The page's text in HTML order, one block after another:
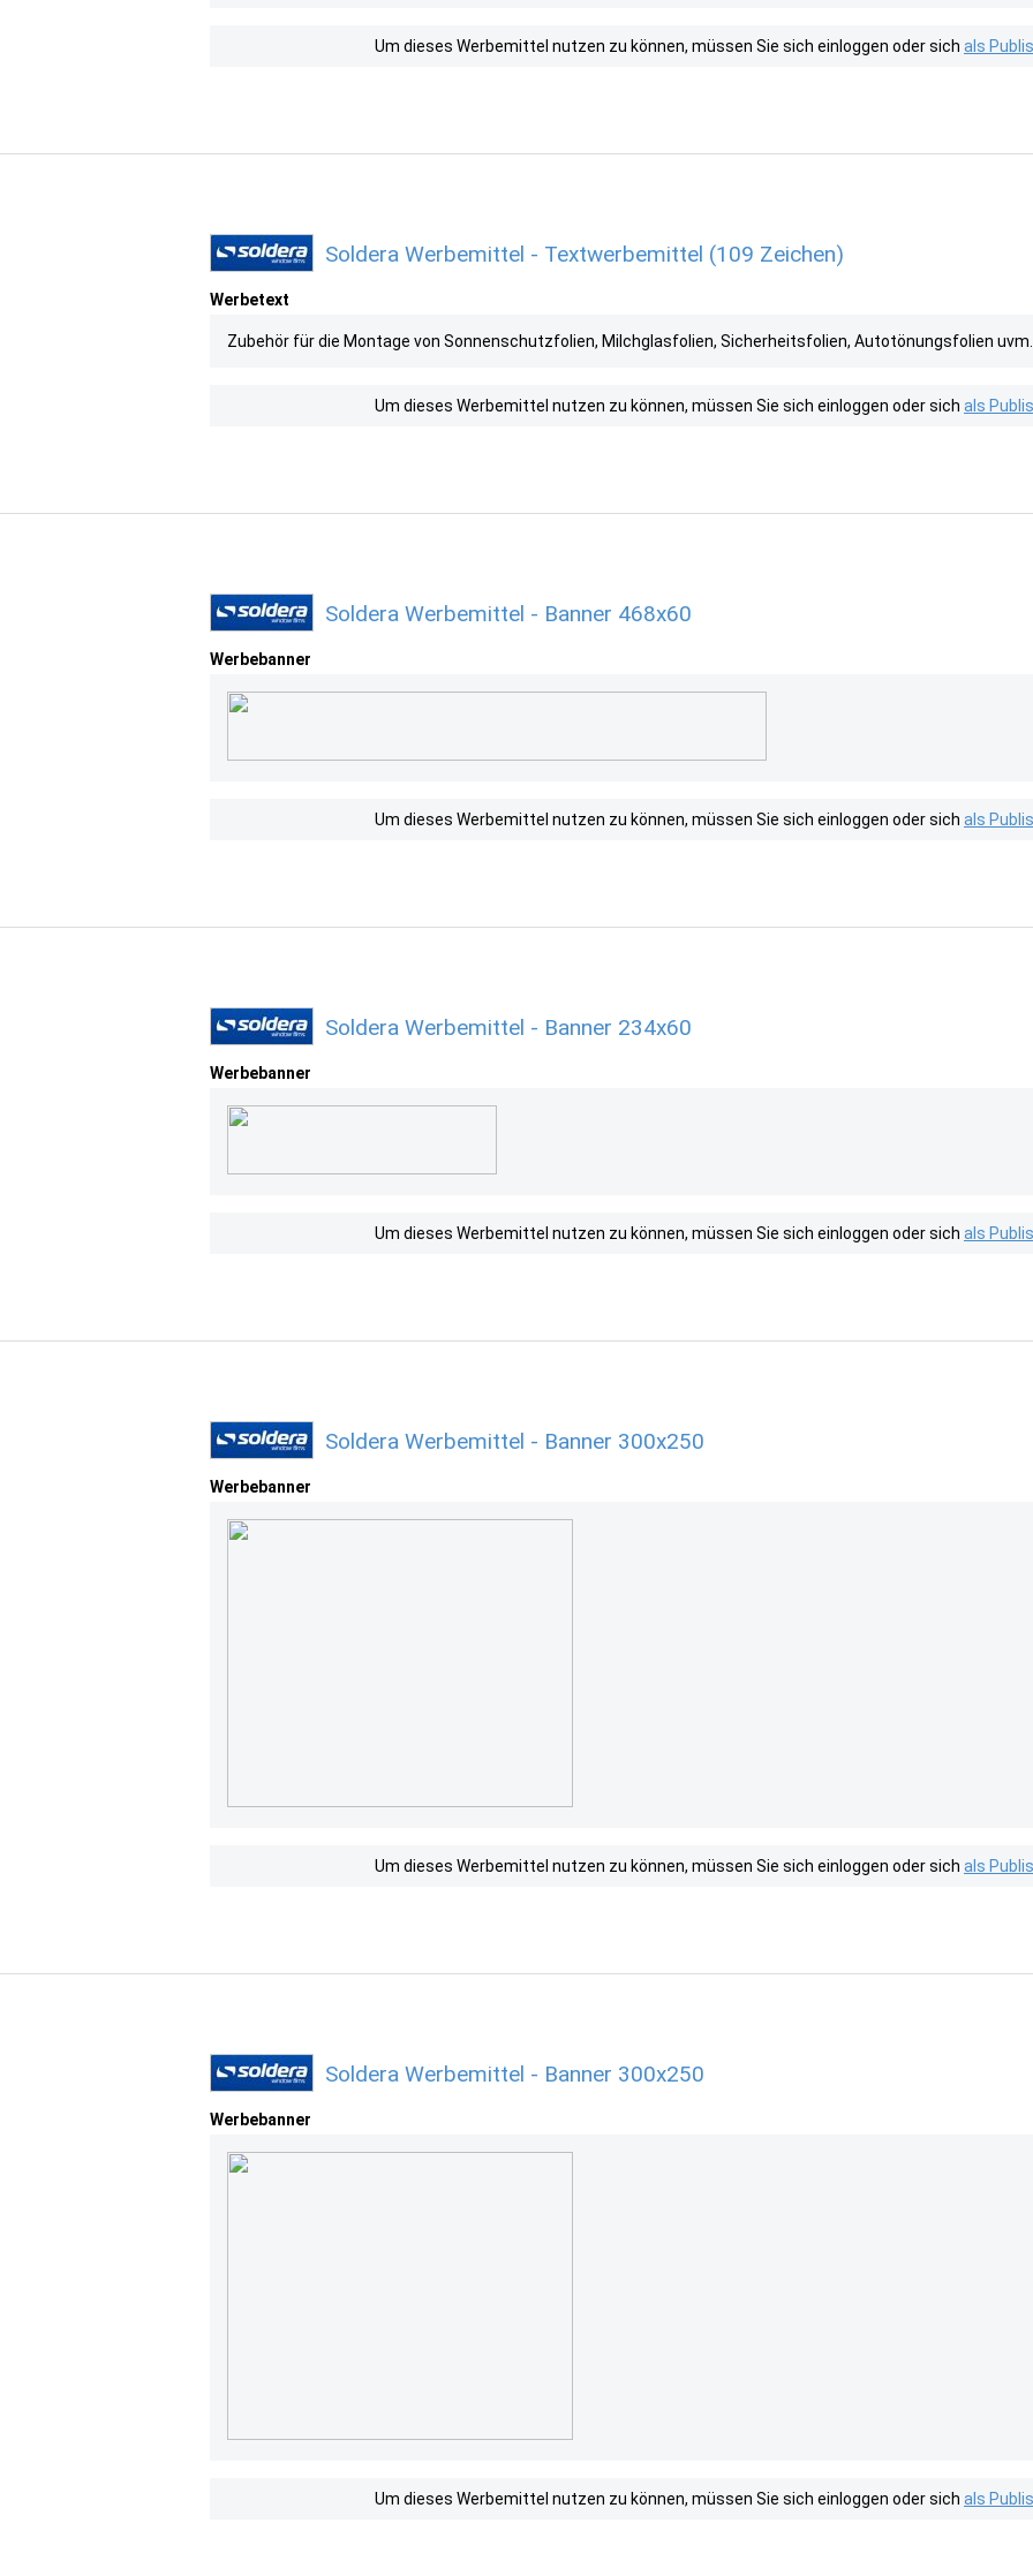
Um dieses Werbemittel nutzen zu können, müssen Sie sich einloggen oder sich als
Soldera Werbemittel - Textwerbemittel (109 Zeichen)
Werbetext
Zubehör für die Montage von Sonnenschutzfolien, Milchglasfolien, Sicherheitsfolien, Autotönungsfolien uvm.
Um dieses Werbemittel nutzen zu können, müssen Sie sich einloggen oder sich als
Soldera Werbemittel - Banner 468x60
Werbebanner
Um dieses Werbemittel nutzen zu können, müssen Sie sich einloggen oder sich als
Soldera Werbemittel - Banner 234x60
Werbebanner
Um dieses Werbemittel nutzen zu können, müssen Sie sich einloggen oder sich als
Soldera Werbemittel - Banner 300x250
Werbebanner
Um dieses Werbemittel nutzen zu können, müssen Sie sich einloggen oder sich als
Soldera Werbemittel - Banner 300x250
Werbebanner
Um dieses Werbemittel nutzen zu können, müssen Sie sich einloggen oder sich als